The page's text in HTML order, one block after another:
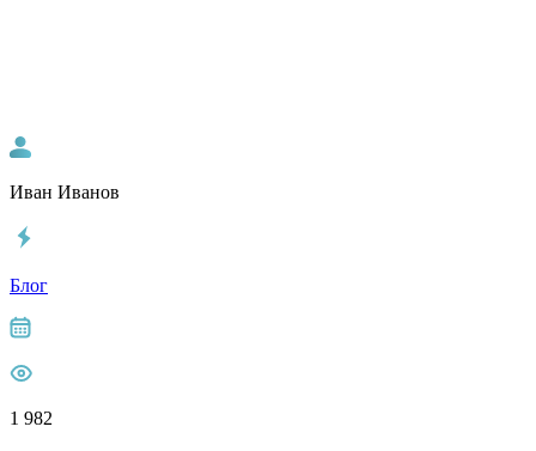
Иван Иванов
Блог
1 982